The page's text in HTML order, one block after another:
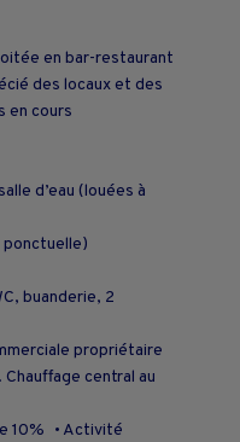
en bar-restaurant
des locaux et des
en cours
d’eau (louées à
buanderie, 2
propriétaire
central au
10% • Activité